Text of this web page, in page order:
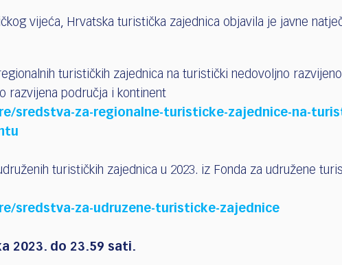
vijeća, Hrvatska turistička zajednica objavila je javne
turističkih zajednica na turistički nedovoljno
razvijena područja i kontinent
sredstva-za-regionalne-turisticke-zajednice-na-
turističkih zajednica u 2023. iz Fonda za udružene
sredstva-za-udruzene-turisticke-zajednice
2023. do 23.59 sati.